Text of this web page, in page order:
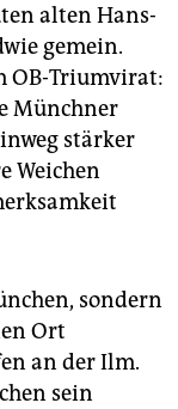
alten Hans-
gemein.
OB-Triumvirat:
Münchner
stärker
Weichen
sondern
Ort
an der Ilm.
sein